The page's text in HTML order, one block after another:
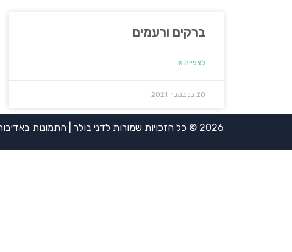
ברקים ורעמים
לצפייה »
20 בנובמבר 2021
2026 © כל הזכויות שמורות לדני בולר | התמונות באדיבות אירית ויינשטיין